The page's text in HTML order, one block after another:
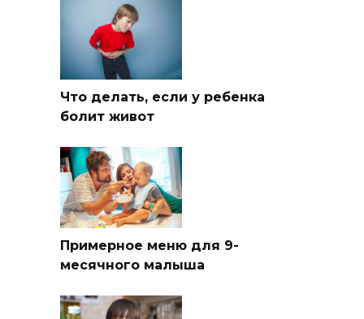
Что делать, если у ребенка
болит живот
Примерное меню для 9-
месячного малыша